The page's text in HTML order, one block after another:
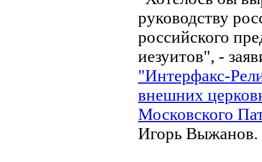
руководству
российского
иезуитов", -
"Интерфакс-
внешних
Московского
Игорь Выжанов.